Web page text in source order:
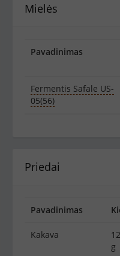
Mielės
Pavadinimas
Fermentis Safale US-
05(56)
Priedai
Pavadinimas
Kakava
g